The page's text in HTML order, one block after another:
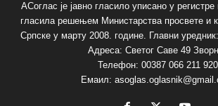
АСоглас је јавно гласило уписано у регистре
гласила решењем Министарства просвете и
Српске у марту 2008. године. Главни
Адреса: Светог Саве 49
Телефон: 00387 066 211 920
Емаил: